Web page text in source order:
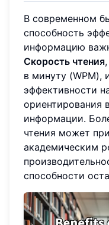
В современном
способность
информацию
Скорость чтения
в минуту (WPM),
эффективности
ориентирования
информации.
чтения может
академическим
способности